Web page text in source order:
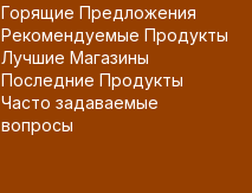
Горящие Предложения
Рекомендуемые Продукты
Лучшие Магазины
Последние Продукты
Часто задаваемые
вопросы